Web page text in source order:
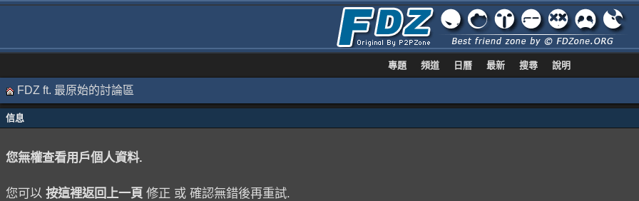
專題 頻道 日曆 最新 搜尋 說明
FDZ ft. 最原始的討論區
信息
您無權查看用戶個人資料.
您可以 按這裡返回上一頁 修正 或 確認無錯後再重試.